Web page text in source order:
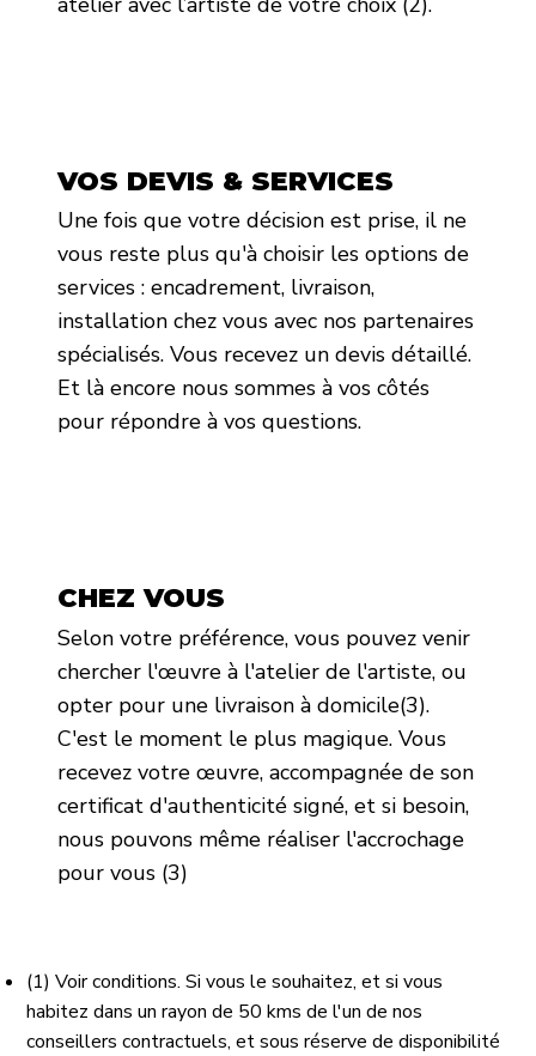
VOS DEVIS & SERVICES
Une fois que votre décision est prise, il ne
vous reste plus qu'à choisir les options de
services : encadrement, livraison,
installation chez vous avec nos partenaires
spécialisés. Vous recevez un devis détaillé.
Et là encore nous sommes à vos côtés
pour répondre à vos questions.
CHEZ VOUS
Selon votre préférence, vous pouvez venir
chercher l'œuvre à l'atelier de l'artiste, ou
opter pour une livraison à domicile(3).
C'est le moment le plus magique. Vous
recevez votre œuvre, accompagnée de son
certificat d'authenticité signé, et si besoin,
nous pouvons même réaliser l'accrochage
pour vous (3)
(1) Voir conditions. Si vous le souhaitez, et si vous
habitez dans un rayon de 50 kms de l'un de nos
conseillers contractuels, et sous réserve de disponibilité